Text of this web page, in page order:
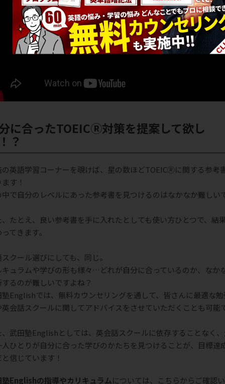
？
の英語学習コーナーを覗けば、星の数ほどTOEICⓇに関する参考
す！
中で自分のレベルにあった参考書を見つけるのはなかなか難しい
たとえ、良い参考書を手に入れたとしても使い方ひとつで、結
てきます。
クール選びにしても、同じ。
キュラムや学びの形も様々…どれが自分に合っているのか、なか
るのが難しいですよね？
塾Englishでは、無料カウンセリングを通して、皆さんに最適な
英会話スクールに関してアドバイスをさせていただくことも可能
、武田塾Englishとしては、英会話スクールに依存することなく
人ひとりが自分に合った学びのかたちを見つけることが、目標達
信じています！
塾Englishの指導やカリキュラムについては、こちらからご確認